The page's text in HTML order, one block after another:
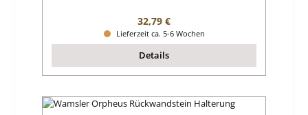
Regulärer Preis:
32,79 €
Lieferzeit ca. 5-6 Wochen
Details